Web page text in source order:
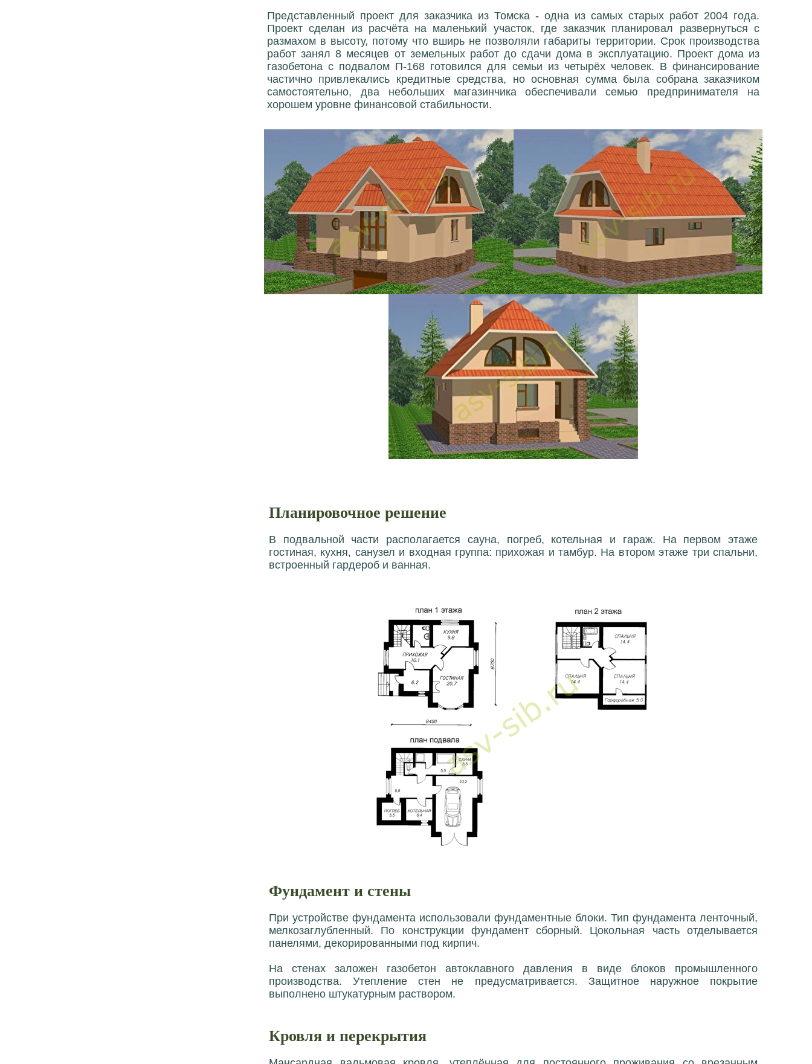
Представленный проект для заказчика из Томска - одна из самых старых работ 2004 года.
Проект сделан из расчёта на маленький участок, где заказчик планировал развернуться с
размахом в высоту, потому что вширь не позволяли габариты территории. Срок производства
работ занял 8 месяцев от земельных работ до сдачи дома в эксплуатацию. Проект дома из
газобетона с подвалом П-168 готовился для семьи из четырёх человек. В финансирование
частично привлекались кредитные средства, но основная сумма была собрана заказчиком
самостоятельно, два небольших магазинчика обеспечивали семью предпринимателя на
хорошем уровне финансовой стабильности.
Планировочное решение
В подвальной части располагается сауна, погреб, котельная и гараж. На первом этаже
гостиная, кухня, санузел и входная группа: прихожая и тамбур. На втором этаже три спальни,
встроенный гардероб и ванная.
Фундамент и стены
При устройстве фундамента использовали фундаментные блоки. Тип фундамента ленточный,
мелкозаглубленный. По конструкции фундамент сборный. Цокольная часть отделывается
панелями, декорированными под кирпич.
На стенах заложен газобетон автоклавного давления в виде блоков промышленного
производства. Утепление стен не предусматривается. Защитное наружное покрытие
выполнено штукатурным раствором.
Кровля и перекрытия